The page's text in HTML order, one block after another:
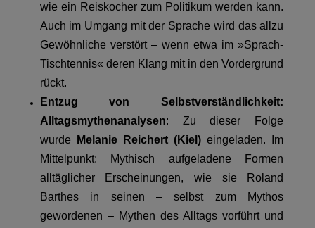
wie ein Reiskocher zum Politikum werden kann.
Auch im Umgang mit der Sprache wird das allzu
Gewöhnliche verstört – wenn etwa im »Sprach-
Tischtennis« deren Klang mit in den Vordergrund
rückt.
Entzug von Selbstverständlichkeit:
Alltagsmythenanalysen: Zu dieser Folge
wurde
Melanie Reichert (Kiel) eingeladen. Im
Mittelpunkt: Mythisch aufgeladene Formen
alltäglicher Erscheinungen, wie sie Roland
Barthes in seinen – selbst zum Mythos
gewordenen – Mythen des Alltags vorführt und